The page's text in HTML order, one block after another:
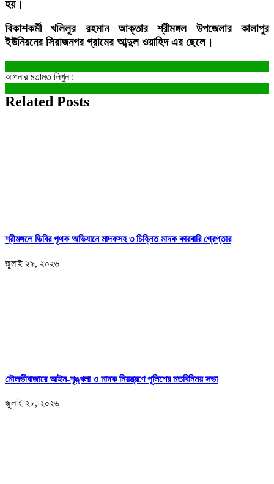
হয়।
বিকাশকর্মী খলিলুর রহমান আক্তার শ্রীমঙ্গল উপজেলার কালাপুর
ইউনিয়নের সিরাজনগর গ্রামের আব্দুল ওয়াহিদ এর ছেলে।
আপনার মতামত লিখুন :
Related Posts
শ্রীমঙ্গলে ডিবির পৃথক অভিযানে মাদকসহ ৩ চিহ্নিত মাদক কারবারি গ্রেপ্তার
জুলাই ২৯, ২০২৬
মৌলভীবাজারে আইন-শৃঙ্খলা ও মাদক নিয়ন্ত্রণে পুলিশের মতবিনিময় সভা
জুলাই ২৮, ২০২৬